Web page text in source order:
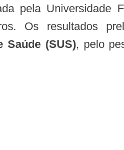
pela Universidade
Os resultados
Saúde (SUS), pelo